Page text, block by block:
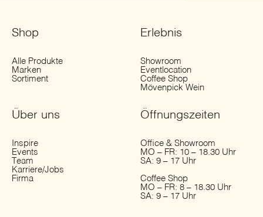
Shop
Alle Produkte
Marken
Sortiment
Erlebnis
Showroom
Eventlocation
Coffee Shop
Mövenpick Wein
Über uns
Inspire
Events
Team
Karriere/Jobs
Firma
Öffnungs­zeiten
Office & Showroom
MO – FR: 10 – 18.30 Uhr
SA: 9 – 17 Uhr
Coffee Shop
MO – FR: 8 – 18.30 Uhr
SA: 9 – 17 Uhr